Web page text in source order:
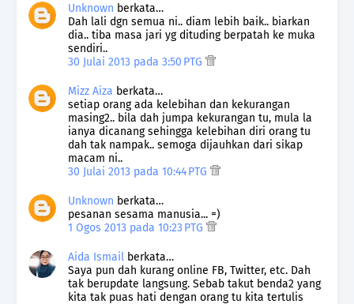
Unknown berkata…
Dah lali dgn semua ni.. diam lebih baik.. biarkan
dia.. tiba masa jari yg dituding berpatah ke muka
sendiri..
30 Julai 2013 pada 3:50 PTG
Mizz Aiza berkata…
setiap orang ada kelebihan dan kekurangan
masing2.. bila dah jumpa kekurangan tu, mula la
ianya dicanang sehingga kelebihan diri orang tu
dah tak nampak.. semoga dijauhkan dari sikap
macam ni..
30 Julai 2013 pada 10:44 PTG
Unknown berkata…
pesanan sesama manusia... =)
1 Ogos 2013 pada 10:23 PTG
Aida Ismail berkata…
Saya pun dah kurang online FB, Twitter, etc. Dah
tak berupdate langsung. Sebab takut benda2 yang
kita tak puas hati dengan orang tu kita tertulis